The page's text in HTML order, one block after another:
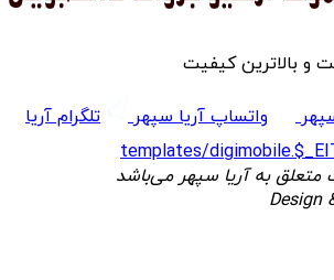
و بالاترین کیفیت
واتساپ آریا سپهر
تلگرام آریا
templates/
به آریا سپهر می‌باشد
Design